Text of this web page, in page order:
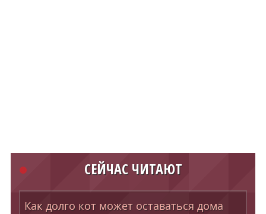
СЕЙЧАС ЧИТАЮТ
Как долго кот может оставаться дома